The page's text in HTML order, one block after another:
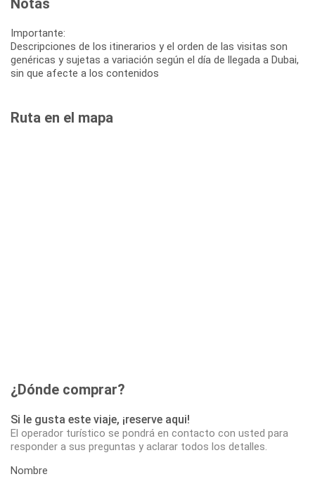
Importante:
Descripciones de los itinerarios y el orden de las visitas son
genéricas y sujetas a variación según el día de llegada a Dubai,
sin que afecte a los contenidos
Ruta en el mapa
¿Dónde comprar?
Si le gusta este viaje, ¡reserve aqui!
El operador turístico se pondrá en contacto con usted para
responder a sus preguntas y aclarar todos los detalles.
Nombre